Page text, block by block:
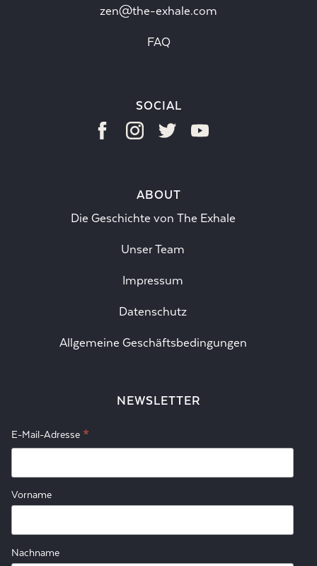
zen@the-exhale.com
FAQ
SOCIAL
ABOUT
Die Geschichte von The Exhale
Unser Team
Impressum
Datenschutz
Allgemeine Geschäftsbedingungen
NEWSLETTER
E-Mail-Adresse *
Vorname
Nachname